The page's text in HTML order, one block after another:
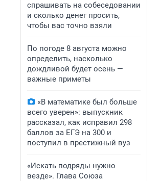
спрашивать на собеседовании
и сколько денег просить,
чтобы вас точно взяли
По погоде 8 августа можно
определить, насколько
дождливой будет осень —
важные приметы
«В математике был больше
всего уверен»: выпускник
рассказал, как исправил 298
баллов за ЕГЭ на 300 и
поступил в престижный вуз
«Искать подряды нужно
везде». Глава Союза